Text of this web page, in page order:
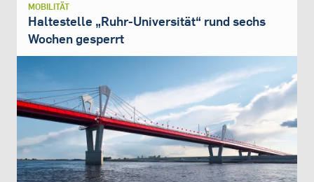
MOBILITÄT
Haltestelle „Ruhr-Universität“ rund sechs
Wochen gesperrt